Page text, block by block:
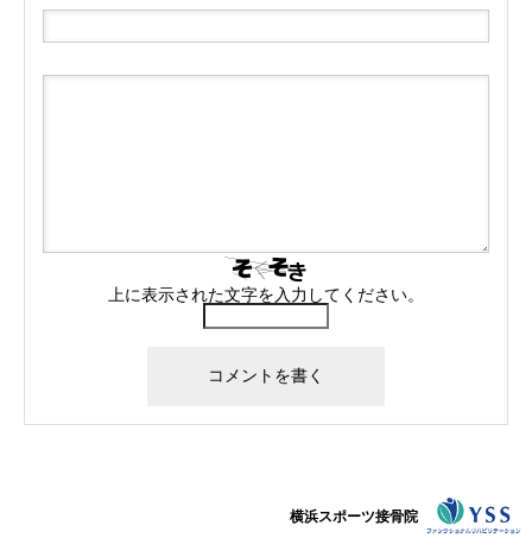
上に表示された文字を入力してください。
横浜スポーツ接骨院